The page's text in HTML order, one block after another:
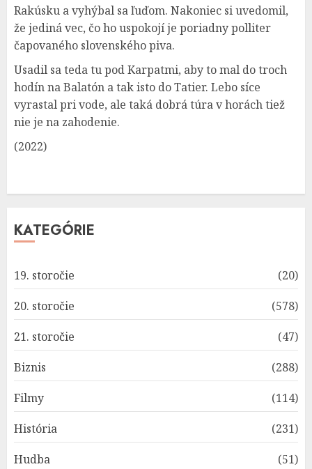
Rakúsku a vyhýbal sa ľuďom. Nakoniec si uvedomil,
že jediná vec, čo ho uspokojí je poriadny polliter
čapovaného slovenského piva.
Usadil sa teda tu pod Karpatmi, aby to mal do troch
hodín na Balatón a tak isto do Tatier. Lebo síce
vyrastal pri vode, ale taká dobrá túra v horách tiež
nie je na zahodenie.
(2022)
KATEGÓRIE
19. storočie
(20)
20. storočie
(578)
21. storočie
(47)
Biznis
(288)
Filmy
(114)
História
(231)
Hudba
(51)